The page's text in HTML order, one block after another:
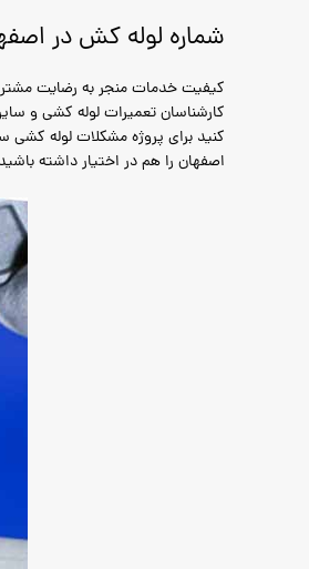
شماره لوله کش در
کیفیت خدمات منجر به رضایت
کارشناسان تعمیرات لوله کشی و
کنید برای پروژه مشکلات لوله
اصفهان را هم در اختیار داشته